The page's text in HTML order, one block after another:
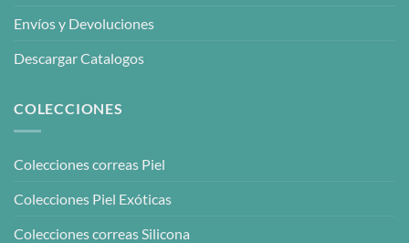
Envíos y Devoluciones
Descargar Catalogos
COLECCIONES
Colecciones correas Piel
Colecciones Piel Exóticas
Colecciones correas Silicona